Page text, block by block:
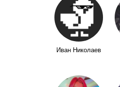
Иван Николаев